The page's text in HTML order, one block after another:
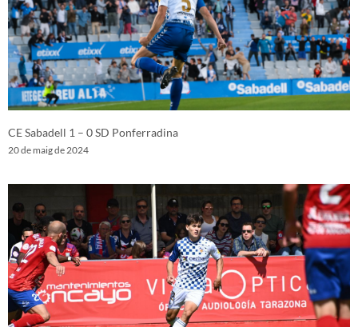
CE Sabadell 1 – 0 SD Ponferradina
20 de maig de 2024